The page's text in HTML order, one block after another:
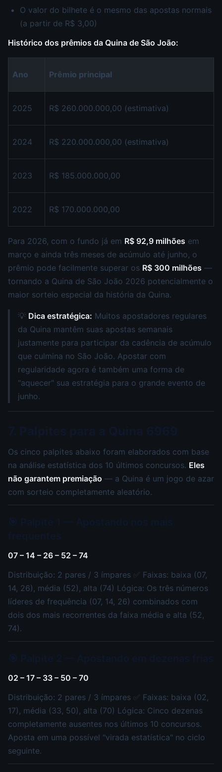
O valor do bilhete é o mesmo das apostas normais
(a partir de R$ 3,00)
Histórico dos prêmios da Quina de São João:
Ano Prêmio principal
2025 R$ 260.000.000,00 (estimativa)
2024 R$ 220.000.000,00 (estimativa)
2023 R$ 185.000.000,00
2022 R$ 170.000.000,00
Para 2026, com o fundo já em R$ 92,9 milhões em
março e ainda três meses de acúmulo até junho, o
prêmio pode facilmente superar os R$ 300 milhões —
tornando a Quina de São João 2026 potencialmente o
maior sorteio especial da história da Quina.
💡 Dica estratégica: Muitos apostadores regulares
da Quina mantêm suas apostas semanais
justamente para participar da cadência de acúmulo
que culmina no São João. Apostar com
regularidade agora é também uma forma de
"aquecer" sua estratégia para o grande evento de
junho.
Os cinco palpites abaixo foram elaborados com base
na análise estatística dos 10 últimos concursos. Eles
não garantem premiação — a Quina é um jogo de azar
com sorteio completamente aleatório.
07 – 14 – 26 – 52 – 74
Distribuição: 2 pares / 3 ímpares ✅ Faixas: baixa (07,
14, 26), média (52), alta (74) Lógica: Os três números
líderes de frequência (07, 14, 26) combinados com
dois dos mais recorrentes da faixa média e alta (52,
74).
02 – 17 – 33 – 50 – 70
Distribuição: 2 pares / 3 ímpares ✅ Faixas: baixa (02,
17), média (33, 50), alta (70) Lógica: Cinco dezenas
completamente ausentes nos últimos 10 concursos.
Aposta em uma possível "virada estatística" no ciclo
seguinte.